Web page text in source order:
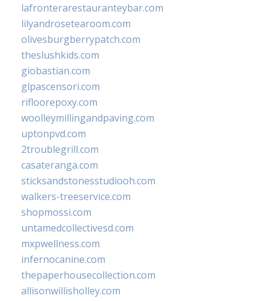
lafronterarestauranteybar.com
lilyandrosetearoom.com
olivesburgberrypatch.com
theslushkids.com
giobastian.com
glpascensori.com
rifloorepoxy.com
woolleymillingandpaving.com
uptonpvd.com
2troublegrill.com
casateranga.com
sticksandstonesstudiooh.com
walkers-treeservice.com
shopmossi.com
untamedcollectivesd.com
mxpwellness.com
infernocanine.com
thepaperhousecollection.com
allisonwillisholley.com